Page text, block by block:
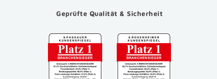
Geprüfte Qualität & Sicherheit